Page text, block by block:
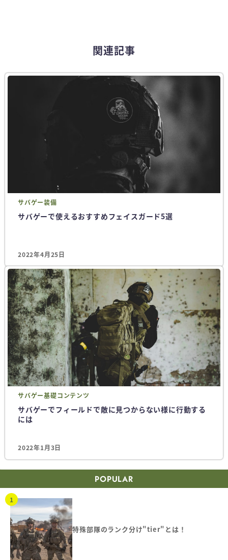
関連記事
サバゲー装備
サバゲーで使えるおすすめフェイスガード5選
2022年4月25日
サバゲー基礎コンテンツ
サバゲーでフィールドで敵に見つからない様に行動する
には
2022年1月3日
POPULAR
特殊部隊のランク分け"tier"とは！